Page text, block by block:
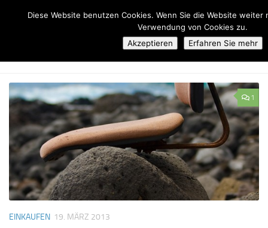
Zum Inhalt springen
DICKE DEUTSCHE - ALLES ÜBER DIÄTEN, KALORIEN UND
1
EINKAUFEN 19. MÄRZ 2013
Diese Website benutzen Cookies. Wenn Sie die Website weiter
Verwendung von Cookies zu.
Akzeptieren
Erfahren Sie mehr